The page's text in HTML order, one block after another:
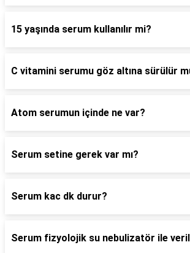
15 yaşında serum kullanılır mi?
C vitamini serumu göz altına sürülür
Atom serumun içinde ne var?
Serum setine gerek var mı?
Serum kac dk durur?
Serum fizyolojik su nebulizatör ile